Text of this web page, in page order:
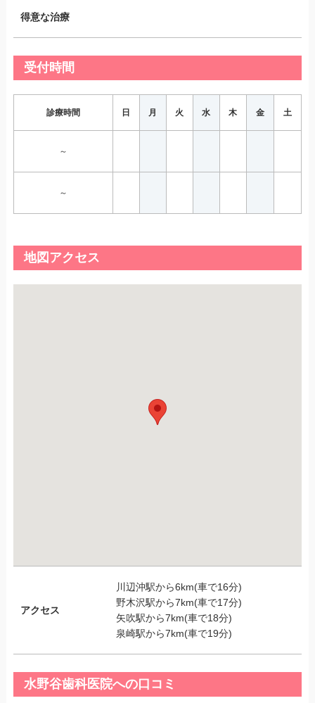
得意な治療
受付時間
診療時間 日 月 火 水 木 金 土
～
～
地図アクセス
アクセス
川辺沖駅から6km(車で16分)
野木沢駅から7km(車で17分)
矢吹駅から7km(車で18分)
泉崎駅から7km(車で19分)
水野谷歯科医院への口コミ